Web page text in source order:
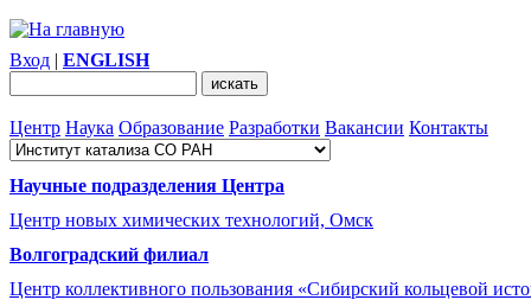
Вход | ENGLISH
Центр Наука Образование Разработки Вакансии Контакты
Научные подразделения Центра
Центр новых химических технологий, Омск
Волгоградский филиал
Центр коллективного пользования «Сибирский кольцевой